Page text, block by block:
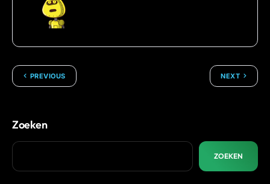
PREVIOUS NEXT
Zoeken
ZOEKEN